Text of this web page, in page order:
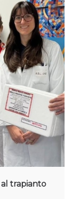
al trapianto